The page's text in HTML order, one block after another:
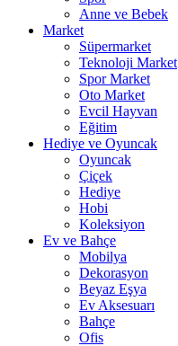
Anne ve Bebek
Market
Süpermarket
Teknoloji Market
Spor Market
Oto Market
Evcil Hayvan
Eğitim
Hediye ve Oyuncak
Oyuncak
Çiçek
Hediye
Hobi
Koleksiyon
Ev ve Bahçe
Mobilya
Dekorasyon
Beyaz Eşya
Ev Aksesuarı
Bahçe
Ofis